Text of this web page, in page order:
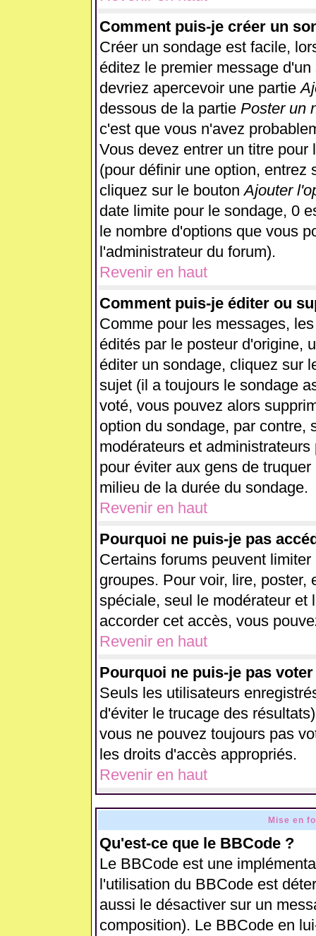
Comment puis-je créer un
Créer un sondage est facile,
éditez le premier message
devriez apercevoir une partie
dessous de la partie Poster un
c'est que vous n'avez
Vous devez entrer un titre
(pour définir une option, entrez
cliquez sur le boutonAjouter
date limite pour le sondage, 0
le nombre d'options que vous
l'administrateur du forum).
Revenir en haut
Comment puis-je éditer ou
Comme pour les messages,
édités par le posteur d'origine,
éditer un sondage, cliquez sur
sujet (il a toujours le sondage
voté, vous pouvez alors
option du sondage, par contre,
modérateurs et
pour éviter aux gens de
milieu de la durée du sondage.
Revenir en haut
Pourquoi ne puis-je pas
Certains forums peuvent
groupes. Pour voir, lire,
spéciale, seul le modérateur et
accorder cet accès, vous
Revenir en haut
Pourquoi ne puis-je pas
Seuls les utilisateurs
d'éviter le trucage des
vous ne pouvez toujours pas
les droits d'accès appropriés.
Revenir en haut
Mise en
Qu'est-ce que le BBCode ?
Le BBCode est une
l'utilisation du BBCode est
aussi le désactiver sur un
composition). Le BBCode en